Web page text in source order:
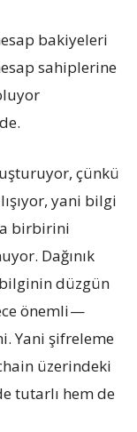
bakiyeleri
sahiplerine
çünkü
yani bilgi
birbirini
Dağınık
düzgün
önemli —
Yani şifreleme
üzerindeki
tutarlı hem de